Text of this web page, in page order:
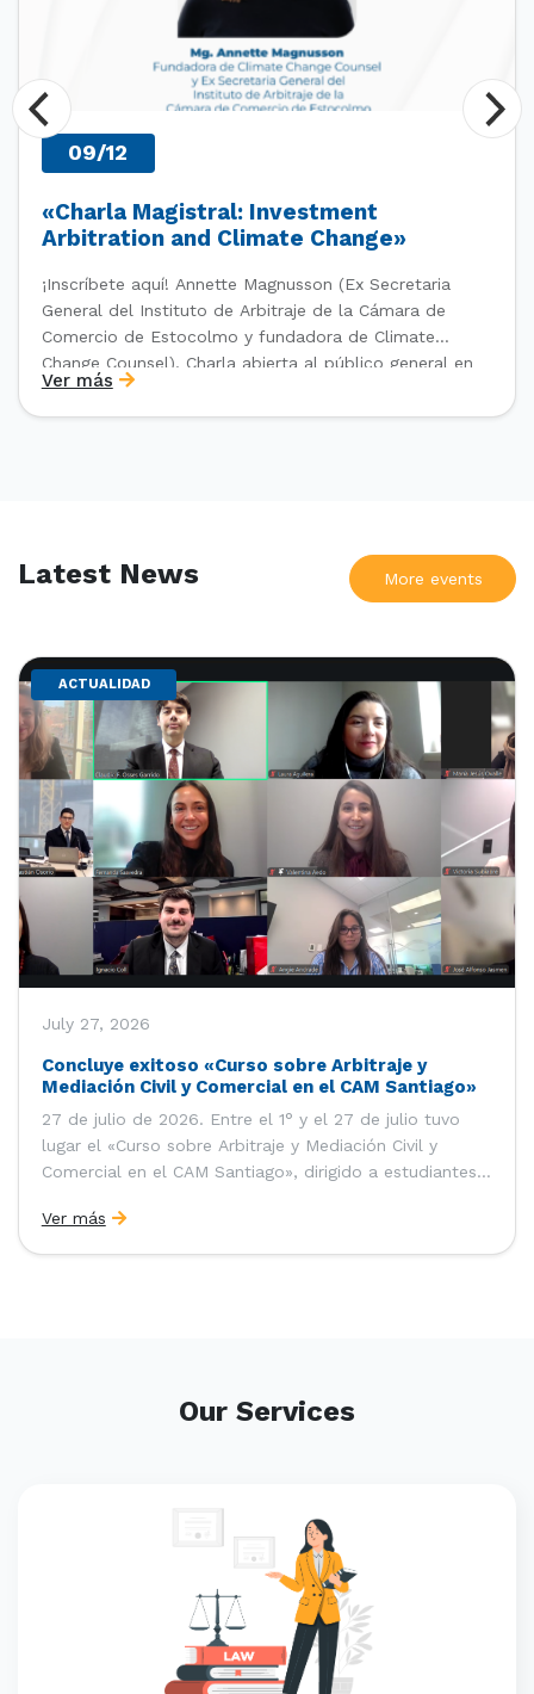
09/12
«Charla Magistral: Investment
Arbitration and Climate Change»
¡Inscríbete aquí! Annette Magnusson (Ex Secretaria
General del Instituto de Arbitraje de la Cámara de
Comercio de Estocolmo y fundadora de Climate
Change Counsel). Charla abierta al público general en
el marco del IV Diploma de Postítulo en Arbitraje
Nacional y Comercial Internacional, organizado por el
Ver más
Latest News More events
ACTUALIDAD
July 27, 2026
Concluye exitoso «Curso sobre Arbitraje y
Mediación Civil y Comercial en el CAM Santiago»
27 de julio de 2026. Entre el 1° y el 27 de julio tuvo
lugar el «Curso sobre Arbitraje y Mediación Civil y
Comercial en el CAM Santiago», dirigido a estudiantes,
entre 2023 y 2025 ganaron el «Pre-Moot del CAM
Santiago», […]
Ver más
Our Services